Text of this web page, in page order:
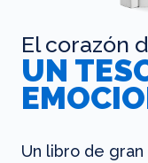
El corazón
UN
Un libro de